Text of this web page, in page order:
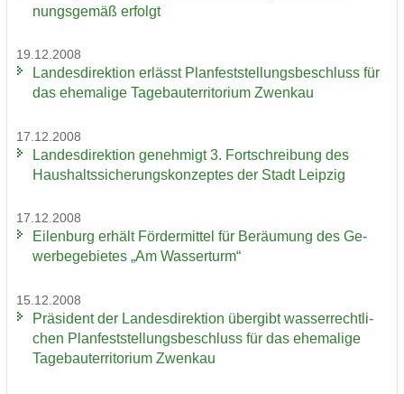
nungs­ge­mäß er­folgt
19.12.2008
Lan­des­di­rek­ti­on er­lässt Plan­fest­stel­lungs­be­schluss für
das ehe­ma­li­ge Ta­ge­bau­ter­ri­to­ri­um Zwenkau
17.12.2008
Lan­des­di­rek­ti­on ge­neh­migt 3. Fort­schrei­bung des
Haus­halts­si­che­rungs­kon­zep­tes der Stadt Leip­zig
17.12.2008
Ei­len­burg er­hält För­der­mit­tel für Be­räu­mung des Ge­
wer­be­ge­bie­tes „Am Was­ser­turm“
15.12.2008
Prä­si­dent der Lan­des­di­rek­ti­on über­gibt was­ser­recht­li­
chen Plan­fest­stel­lungs­be­schluss für das ehe­ma­li­ge
Ta­ge­bau­ter­ri­to­ri­um Zwenkau